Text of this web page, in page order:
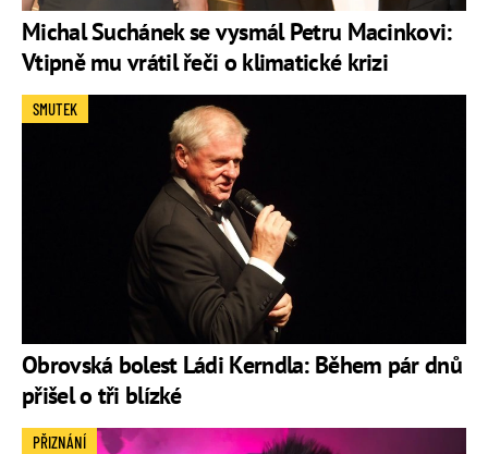
Michal Suchánek se vysmál Petru Macinkovi:
Vtipně mu vrátil řeči o klimatické krizi
Obrovská bolest Ládi Kerndla: Během pár dnů
přišel o tři blízké
SMUTEK
PŘIZNÁNÍ